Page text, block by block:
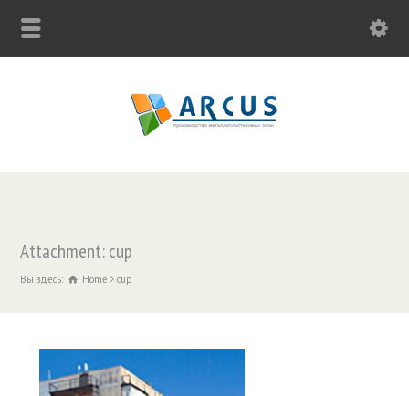
Attachment: cup
Вы здесь: Home cup